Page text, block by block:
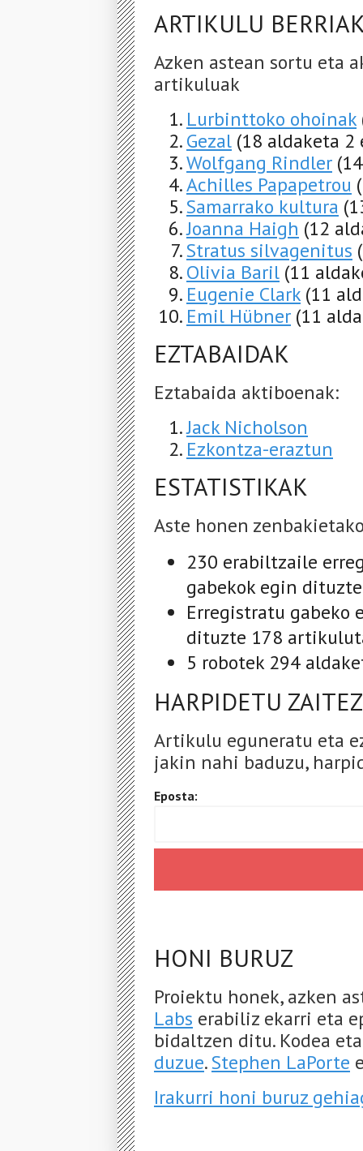
ARTIKULU
Azken astean sortu eta
artikuluak
Lurbinttoko ohoinak
Gezal (18 aldaketa 2
Wolfgang Rindler
Achilles Papapetrou
Samarrako kultura
Joanna Haigh (12
Stratus silvagenitus
Olivia Baril (11
Eugenie Clark (11
Emil Hübner (11
EZTABAIDAK
Eztabaida aktiboenak:
Jack Nicholson
Ezkontza-eraztun
ESTATISTIKAK
Aste honen
230 erabiltzaile
gabekok egin
Erregistratu gabeko
dituzte 178
5 robotek 294
HARPIDETU ZAITEZ
Artikulu eguneratu eta
jakin nahi baduzu,
Eposta:
HONI BURUZ
Proiektu honek, azken
Labs erabiliz ekarri eta
bidaltzen ditu. Kodea
duzue.Stephen LaPorte
Irakurri honi buruz